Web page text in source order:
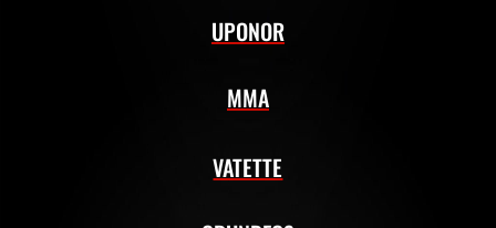
UPONOR
MMA
VATETTE